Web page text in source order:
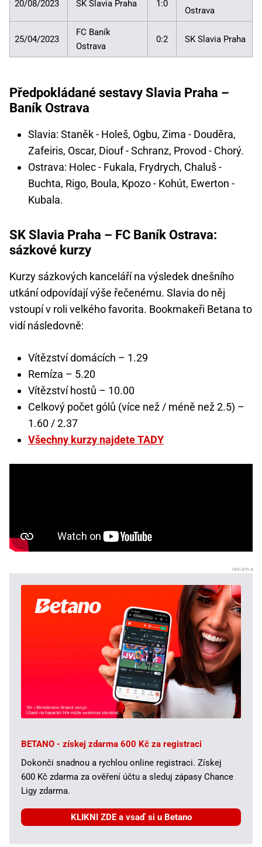
20/08/2023 SK Slavia Praha 1:0
Ostrava
25/04/2023
FC Baník
Ostrava
0:2 SK Slavia Praha
Předpokládané sestavy Slavia Praha –
Baník Ostrava
Slavia: Staněk - Holeš, Ogbu, Zima - Douděra,
Zafeiris, Oscar, Diouf - Schranz, Provod - Chorý.
Ostrava: Holec - Fukala, Frydrych, Chaluš -
Buchta, Rigo, Boula, Kpozo - Kohút, Ewerton -
Kubala.
SK Slavia Praha – FC Baník Ostrava:
sázkové kurzy
Kurzy sázkových kanceláří na výsledek dnešního
utkání odpovídají výše řečenému. Slavia do něj
vstoupí v roli velkého favorita. Bookmakeři Betana to
vidí následovně:
Vítězství domácích – 1.29
Remíza – 5.20
Vítězství hostů – 10.00
Celkový počet gólů (více než / méně než 2.5) –
1.60 / 2.37
Všechny kurzy najdete TADY
BETANO - získej zdarma 600 Kč za registraci
Dokonči snadnou a rychlou online registraci. Získej
600 Kč zdarma za ověření účtu a sleduj zápasy Chance
Ligy zdarma.
KLIKNI ZDE a vsaď si u Betano